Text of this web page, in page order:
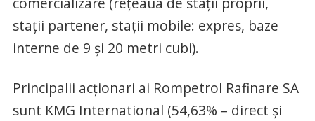
stații partener, stații mobile: expres, baze
interne de 9 și 20 metri cubi).
Principalii acționari ai Rompetrol Rafinare SA
sunt KMG International (54,63% – direct și